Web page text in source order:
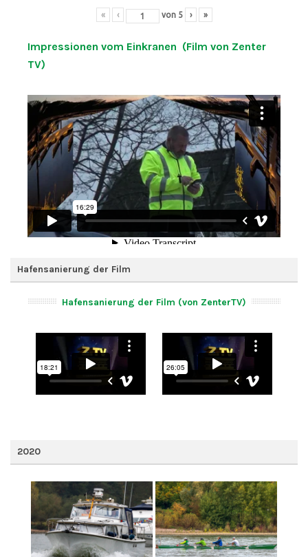
« ‹ von 5 › »
Impressionen vom Einkranen (Film von Zenter
TV)
Hafensanierung der Film
Hafensanierung der Film (von ZenterTV)
2020